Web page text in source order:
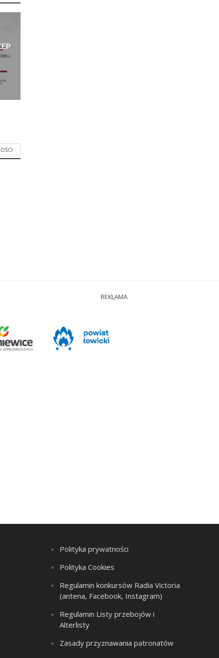
REKLAMA
Polityka prywatności
Polityka Cookies
Regulamin konkursów Radia Victoria
(antena, Facebook, Instagram)
Regulamin Listy przebojów i
Alterlisty
Zasady przyznawania patronatów